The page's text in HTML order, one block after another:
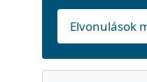
Elvonulások